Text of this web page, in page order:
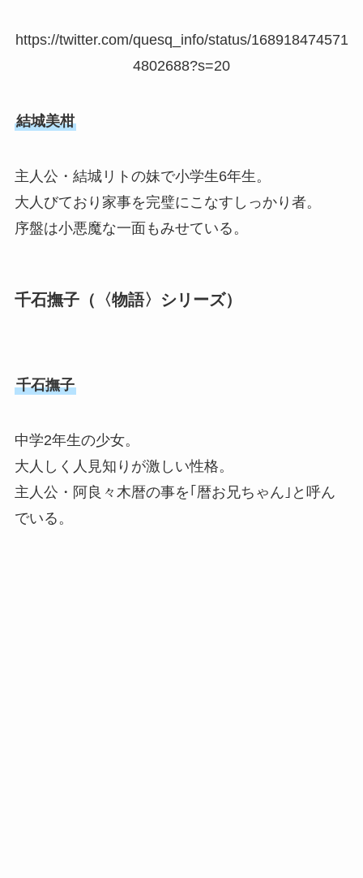
https://twitter.com/quesq_info/status/168918474571
4802688?s=20
結城美柑
主人公・結城リトの妹で小学生6年生。
大人びており家事を完璧にこなすしっかり者。
序盤は小悪魔な一面もみせている。
千石撫子（〈物語〉シリーズ）
千石撫子
中学2年生の少女。
大人しく人見知りが激しい性格。
主人公・阿良々木暦の事を｢暦お兄ちゃん｣と呼ん
でいる。